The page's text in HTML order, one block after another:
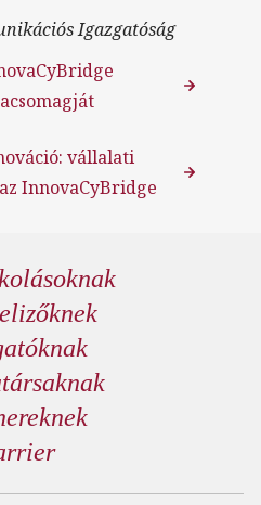
Igazgatóság
vállalati
InnovaCyBridge